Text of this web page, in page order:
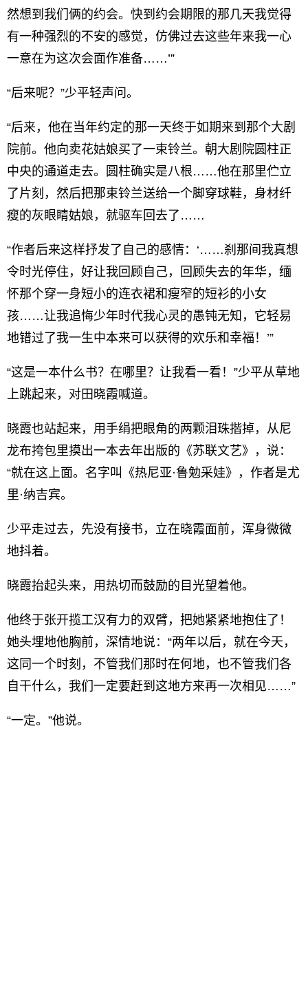
然想到我们俩的约会。快到约会期限的那几天我觉得
有一种强烈的不安的感觉，仿佛过去这些年来我一心
一意在为这次会面作准备……’”
“后来呢？”少平轻声问。
“后来，他在当年约定的那一天终于如期来到那个大剧
院前。他向卖花姑娘买了一束铃兰。朝大剧院圆柱正
中央的通道走去。圆柱确实是八根……他在那里伫立
了片刻，然后把那束铃兰送给一个脚穿球鞋，身材纤
瘦的灰眼睛姑娘，就驱车回去了……
“作者后来这样抒发了自己的感情：‘……刹那间我真想
令时光停住，好让我回顾自己，回顾失去的年华，缅
怀那个穿一身短小的连衣裙和瘦窄的短衫的小女
孩……让我追悔少年时代我心灵的愚钝无知，它轻易
地错过了我一生中本来可以获得的欢乐和幸福！’”
“这是一本什么书？在哪里？让我看一看！”少平从草地
上跳起来，对田晓霞喊道。
晓霞也站起来，用手绢把眼角的两颗泪珠揩掉，从尼
龙布挎包里摸出一本去年出版的《苏联文艺》，说：
“就在这上面。名字叫《热尼亚·鲁勉采娃》，作者是尤
里·纳吉宾。
少平走过去，先没有接书，立在晓霞面前，浑身微微
地抖着。
晓霞抬起头来，用热切而鼓励的目光望着他。
他终于张开揽工汉有力的双臂，把她紧紧地抱住了！
她头埋地他胸前，深情地说：“两年以后，就在今天，
这同一个时刻，不管我们那时在何地，也不管我们各
自干什么，我们一定要赶到这地方来再一次相见……”
“一定。”他说。